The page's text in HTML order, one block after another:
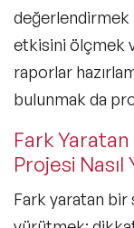
değerlendirmek
etkisini ölçmek
raporlar
bulunmak da
Fark
Projesi
Fark yaratan